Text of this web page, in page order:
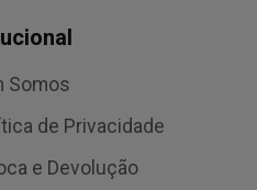
Somos
de Privacidade
e Devolução